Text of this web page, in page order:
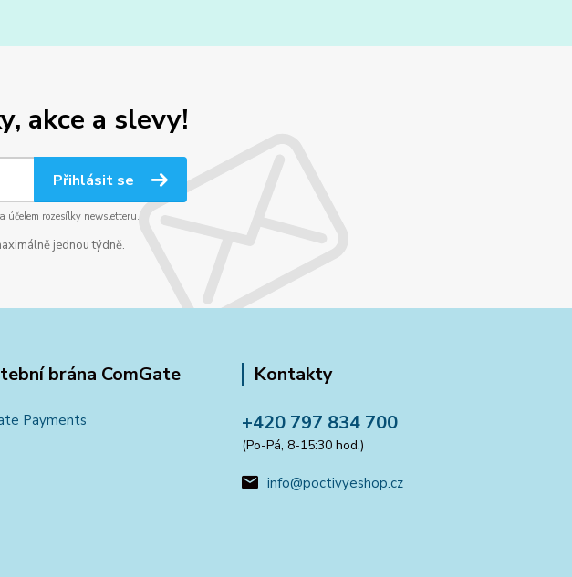
akce a slevy!
Přihlásit se
účelem rozesílky newsletteru.
jednou týdně.
brána ComGate
Payments
Kontakty
+420 797 834 700
(Po-Pá, 8-15:30 hod.)
info@poctivyeshop.cz